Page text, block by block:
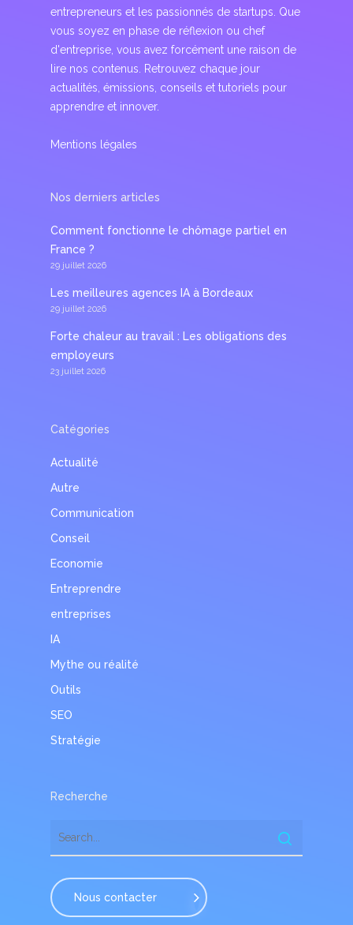
entrepreneurs et les passionnés de startups. Que
vous soyez en phase de réflexion ou chef
d'entreprise, vous avez forcément une raison de
lire nos contenus. Retrouvez chaque jour
actualités, émissions, conseils et tutoriels pour
apprendre et innover.
Mentions légales
Nos derniers articles
Comment fonctionne le chômage partiel en
France ?
29 juillet 2026
Les meilleures agences IA à Bordeaux
29 juillet 2026
Forte chaleur au travail : Les obligations des
employeurs
23 juillet 2026
Catégories
Actualité
Autre
Communication
Conseil
Economie
Entreprendre
entreprises
IA
Mythe ou réalité
Outils
SEO
Stratégie
Recherche
Nous contacter